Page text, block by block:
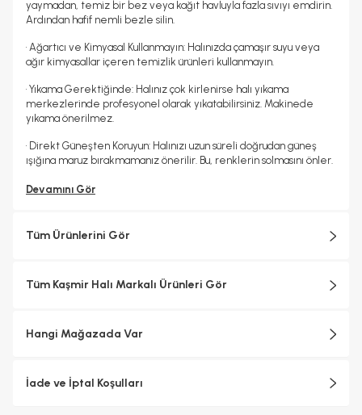
yaymadan, temiz bir bez veya kağıt havluyla fazla sıvıyı emdirin.
Ardından hafif nemli bezle silin.
• Ağartıcı ve Kimyasal Kullanmayın: Halınızda çamaşır suyu veya
ağır kimyasallar içeren temizlik ürünleri kullanmayın.
• Yıkama Gerektiğinde: Halınız çok kirlenirse halı yıkama
merkezlerinde profesyonel olarak yıkatabilirsiniz. Makinede
yıkama önerilmez.
• Direkt Güneşten Koruyun: Halınızı uzun süreli doğrudan güneş
ışığına maruz bırakmamanız önerilir. Bu, renklerin solmasını önler.
Devamını Gör
Tüm Ürünlerini Gör
Tüm Kaşmir Halı Markalı Ürünleri Gör
Hangi Mağazada Var
İade ve İptal Koşulları